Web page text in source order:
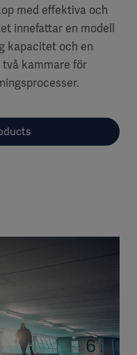
med effektiva och
innefattar en modell
kapacitet och en
två kammare för